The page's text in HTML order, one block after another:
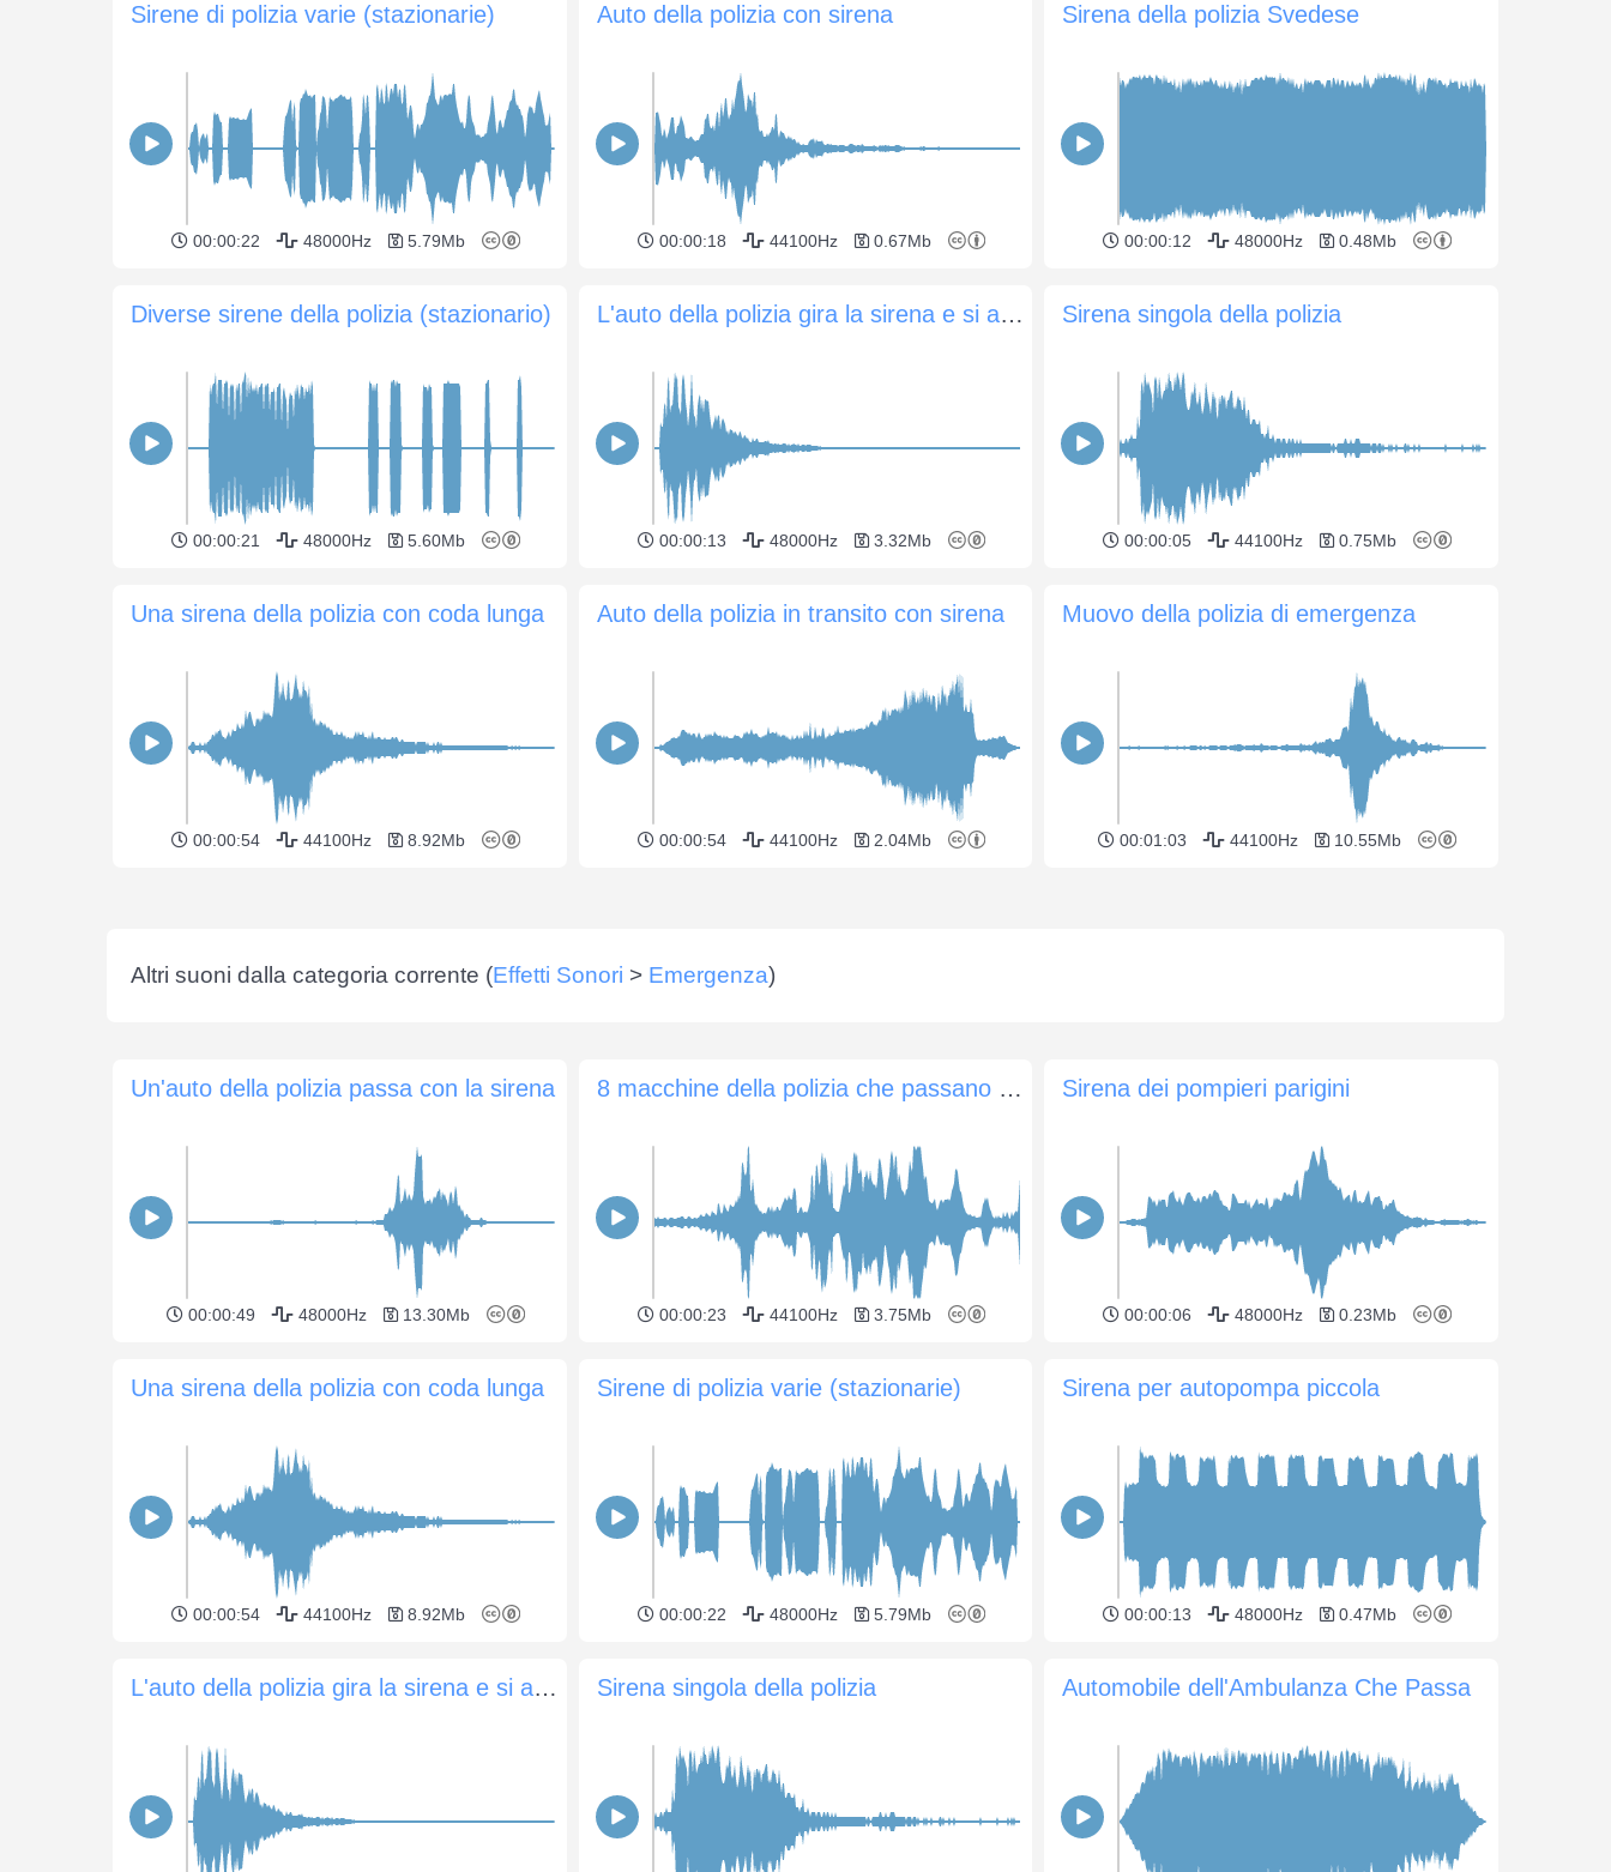
Sirene di polizia varie (stazionarie)
00:00:22 48000Hz 5.79Mb
Auto della polizia con sirena
00:00:18 44100Hz 0.67Mb
Sirena della polizia Svedese
00:00:12 48000Hz 0.48Mb
Diverse sirene della polizia (stazionario)
00:00:21 48000Hz 5.60Mb
L'auto della polizia gira la sirena e si allontana
00:00:13 48000Hz 3.32Mb
Sirena singola della polizia
00:00:05 44100Hz 0.75Mb
Una sirena della polizia con coda lunga
00:00:54 44100Hz 8.92Mb
Auto della polizia in transito con sirena
00:00:54 44100Hz 2.04Mb
Muovo della polizia di emergenza
00:01:03 44100Hz 10.55Mb
Altri suoni dalla categoria corrente (Effetti Sonori > Emergenza)
Un'auto della polizia passa con la sirena
00:00:49 48000Hz 13.30Mb
8 macchine della polizia che passano con sirene
00:00:23 44100Hz 3.75Mb
Sirena dei pompieri parigini
00:00:06 48000Hz 0.23Mb
Una sirena della polizia con coda lunga
00:00:54 44100Hz 8.92Mb
Sirene di polizia varie (stazionarie)
00:00:22 48000Hz 5.79Mb
Sirena per autopompa piccola
00:00:13 48000Hz 0.47Mb
L'auto della polizia gira la sirena e si allontana Sirena singola della polizia Automobile dell'Ambulanza Che Passa